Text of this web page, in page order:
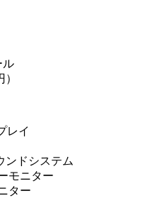
ル
レイ
ンドシステム
モニター
ター